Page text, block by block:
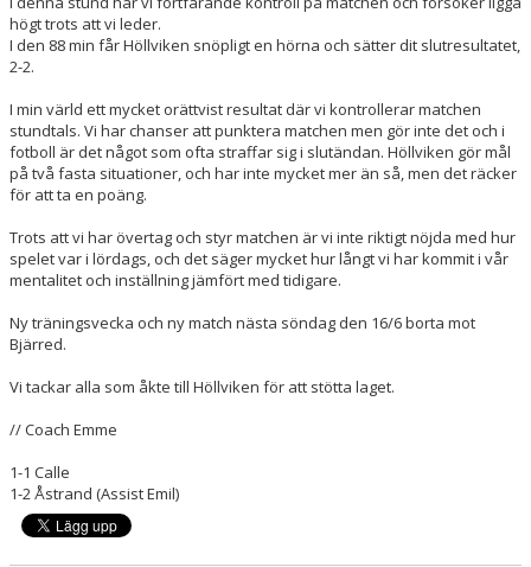
högt trots att vi leder.
I den 88 min får Höllviken snöpligt en hörna och sätter dit slutresultatet,
2-2.
I min värld ett mycket orättvist resultat där vi kontrollerar matchen
stundtals. Vi har chanser att punktera matchen men gör inte det och i
fotboll är det något som ofta straffar sig i slutändan. Höllviken gör mål
på två fasta situationer, och har inte mycket mer än så, men det räcker
för att ta en poäng.
Trots att vi har övertag och styr matchen är vi inte riktigt nöjda med hur
spelet var i lördags, och det säger mycket hur långt vi har kommit i vår
mentalitet och inställning jämfört med tidigare.
Ny träningsvecka och ny match nästa söndag den 16/6 borta mot
Bjärred.
Vi tackar alla som åkte till Höllviken för att stötta laget.
// Coach Emme
1-1 Calle
1-2 Åstrand (Assist Emil)